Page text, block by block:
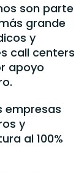
son parte
grande
y
call centers
apoyo
empresas
y
al 100%